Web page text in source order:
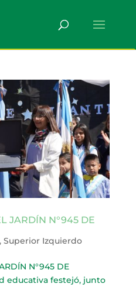
JARDÍN N°945 DE
, Superior Izquierdo
N°945 DE
educativa festejó, junto